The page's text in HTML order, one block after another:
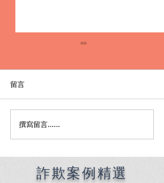
【警示帳戶被當人頭戶】
銀行凍結、警方通知？該
留言
撰寫留言......
詐欺案例精選